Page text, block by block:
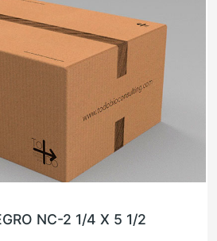
NC-2 1/4 X 5 1/2